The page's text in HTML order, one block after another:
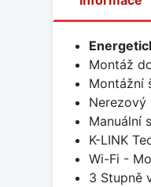
Montáž
Montážní
Nerezový
Manuální
K-LINK
Wi-Fi -
3 Stupně